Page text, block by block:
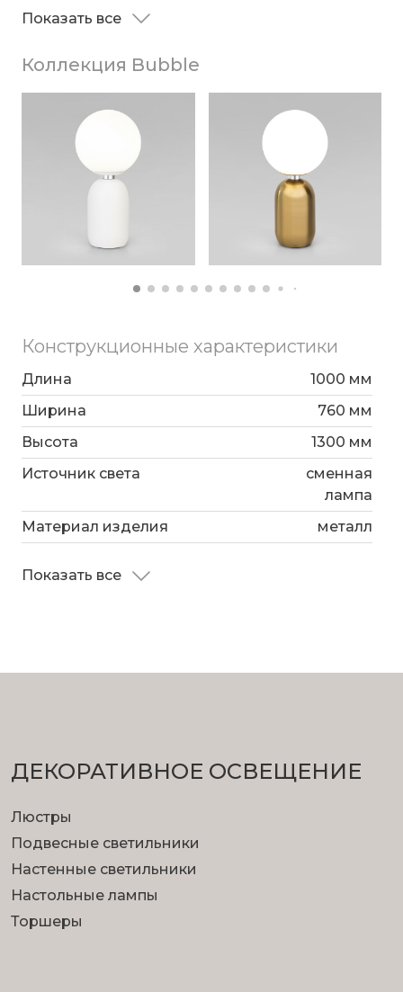
равномерный свет. Светильник рассчитан на
уникальную атмосферу в интерьер спальни,
гостиной или кухни.
Высота подвеса регулируется
диаметром 150мм, G9 – для нижних с
диаметром 110мм.
Коллекция Bubble представлена в пяти
разных цветах: черный жемчуг, белый,
черный, золото, латунь.
Показать все
Коллекция Bubble
Конструкционные характеристики
Длина
1000 мм
Ширина
760 мм
Высота
1300 мм
Источник света
сменная
лампа
Материал изделия
металл
Показать все
ДЕКОРАТИВНОЕ ОСВЕЩЕНИЕ
Люстры
Подвесные светильники
Настенные светильники
Настольные лампы
Торшеры